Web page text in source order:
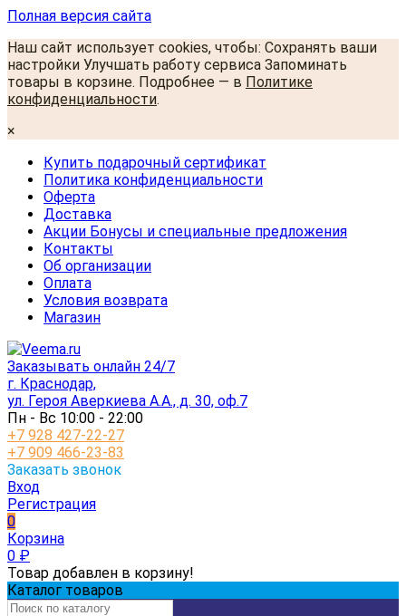
Полная версия сайта
Наш сайт использует cookies, чтобы: Сохранять ваши
настройки Улучшать работу сервиса Запоминать
товары в корзине. Подробнее — в Политике
конфиденциальности.
×
Купить подарочный сертификат
Политика конфиденциальности
Оферта
Доставка
Акции Бонусы и специальные предложения
Контакты
Об организации
Оплата
Условия возврата
Магазин
Заказывать онлайн 24/7
г. Краснодар,
ул. Героя Аверкиева А.А., д. 30, оф.7
Пн - Вс 10:00 - 22:00
+7 928 427-22-27
+7 909 466-23-83
Заказать звонок
Вход
Регистрация
0
Корзина
0 ₽
Товар добавлен в корзину!
Каталог товаров